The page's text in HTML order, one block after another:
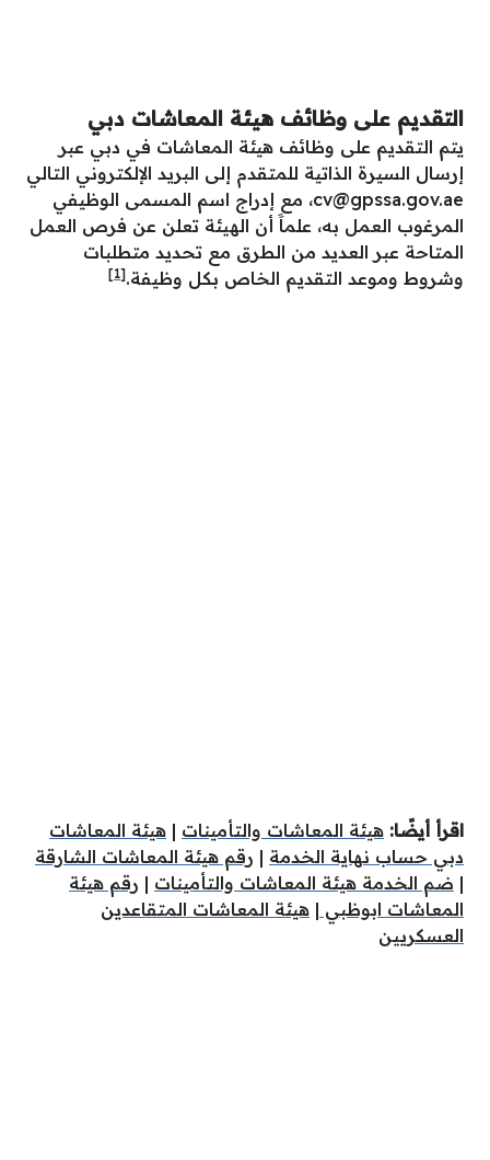
التقديم على وظائف هيئة المعاشات دبي
يتم التقديم على وظائف هيئة المعاشات في دبي عبر
إرسال السيرة الذاتية للمتقدم إلى البريد الإلكتروني التالي
cv@gpssa.gov.ae، مع إدراج اسم المسمى الوظيفي
المرغوب العمل به، علماََ أن الهيئة تعلن عن فرص العمل
المتاحة عبر العديد من الطرق مع تحديد متطلبات
وشروط وموعد التقديم الخاص بكل وظيفة.[1]
اقرأ أيضًا: هيئة المعاشات والتأمينات | هيئة المعاشات
دبي حساب نهاية الخدمة | رقم هيئة المعاشات الشارقة
| ضم الخدمة هيئة المعاشات والتأمينات | رقم هيئة
المعاشات ابوظبي | هيئة المعاشات المتقاعدين
العسكريين